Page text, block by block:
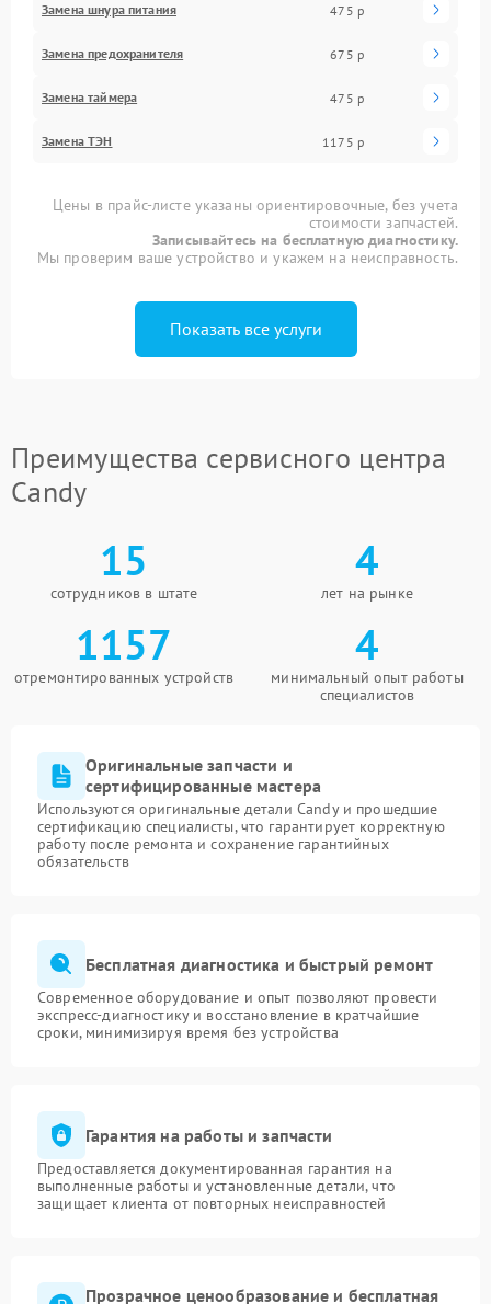
Замена шнура питания 475 р
Замена предохранителя 675 р
Замена таймера 475 р
Замена ТЭН 1175 р
Цены в прайс-листе указаны ориентировочные, без учета
стоимости запчастей.
Записывайтесь на бесплатную диагностику.
Мы проверим ваше устройство и укажем на неисправность.
Показать все услуги
Преимущества сервисного центра
Candy
15
сотрудников в штате
4
лет на рынке
1157
отремонтированных устройств
4
минимальный опыт работы
специалистов
Оригинальные запчасти и
сертифицированные мастера
Используются оригинальные детали Candy и прошедшие
сертификацию специалисты, что гарантирует корректную
работу после ремонта и сохранение гарантийных
обязательств
Бесплатная диагностика и быстрый ремонт
Современное оборудование и опыт позволяют провести
экспресс-диагностику и восстановление в кратчайшие
сроки, минимизируя время без устройства
Гарантия на работы и запчасти
Предоставляется документированная гарантия на
выполненные работы и установленные детали, что
защищает клиента от повторных неисправностей
Прозрачное ценообразование и бесплатная